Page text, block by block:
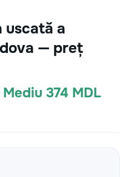
uscată a
— preț
374 MDL